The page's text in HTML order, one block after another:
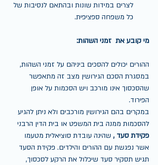
לצרים במידות שונות ובהתאם לנסיבות של
כל משפחה ספציפית.
מי קובע את  זמני השהות:
ההורים יכולים להסכים ביניהם על זמני השהות,
במסגרת הסכם הגירושין מצב זה מתאפשר
שהסכסוך אינו מורכב ויש הסכמות על אופן
הפירוד.
במקרים בהם הגירושין מורכבים ולא ניתן להגיע
להסכמות ממנה בית המשפט או בית הדין הרבני
פקידת סעד , שהינה עובדת סוציאלית מטעמו
אשר נפגשת עם ההורים והילדים. פקידת הסעד
תגיש תסקיר סעד שיכלול את הרקע לסכסוך,